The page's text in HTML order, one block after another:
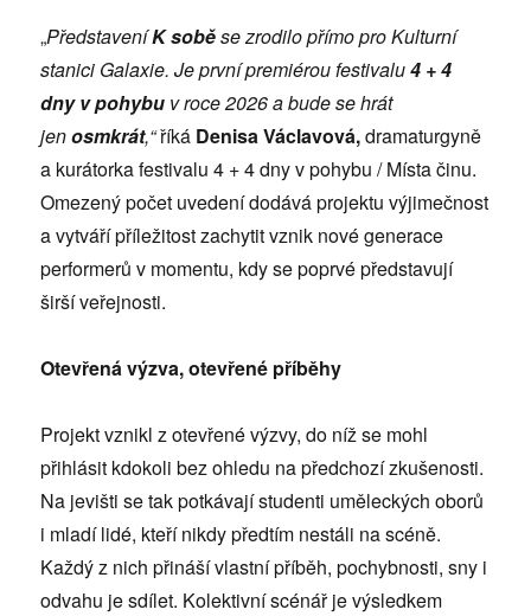
„PředstaveníK soběse zrodilo přímo pro Kulturní
stanici Galaxie. Je první premiérou festivalu4 + 4
dny v pohybu v roce 2026 a bude se hrát
jenosmkrát,“říká Denisa Václavová,dramaturgyně
a kurátorka festivalu 4 + 4 dny v pohybu / Místa činu.
Omezený počet uvedení dodává projektu výjimečnost
a vytváří příležitost zachytit vznik nové generace
performerů v momentu, kdy se poprvé představují
širší veřejnosti.
Otevřená výzva, otevřené příběhy
Projekt vznikl z otevřené výzvy, do níž se mohl
přihlásit kdokoli bez ohledu na předchozí zkušenosti.
Na jevišti se tak potkávají studenti uměleckých oborů
i mladí lidé, kteří nikdy předtím nestáli na scéně.
Každý z nich přináší vlastní příběh, pochybnosti, sny i
odvahu je sdílet. Kolektivní scénář je výsledkem